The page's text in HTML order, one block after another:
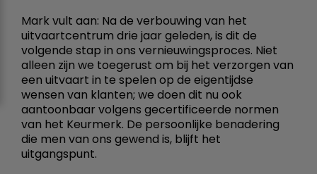
Mark vult aan: Na de verbouwing van het
uitvaartcentrum drie jaar geleden, is dit de
volgende stap in ons vernieuwingsproces. Niet
alleen zijn we toegerust om bij het verzorgen van
een uitvaart in te spelen op de eigentijdse
wensen van klanten; we doen dit nu ook
aantoonbaar volgens gecertificeerde normen
van het Keurmerk. De persoonlijke benadering
die men van ons gewend is, blijft het
uitgangspunt.